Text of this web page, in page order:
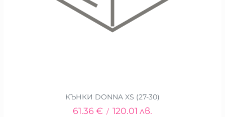
КЪНКИ DONNA XS (27-30)
61.36 € / 120.01 лв.